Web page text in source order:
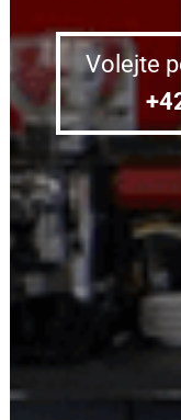
Volejte